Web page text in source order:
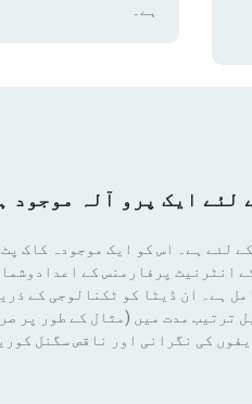
ہے۔
لئے ایک پرو آلہ موجود
لئے ہے۔ اس کو ایک موجودہ کاک
انٹرنیٹ پرفارمنس کے
کی نگرانی اور ناقص سگنل